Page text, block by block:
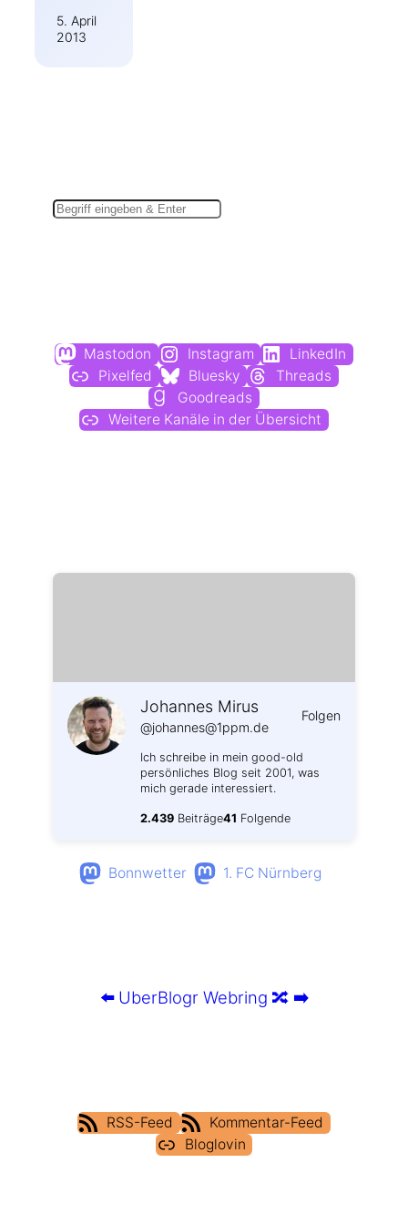
5. April
2013
Mastodon Instagram
LinkedIn
Pixelfed
Bluesky
Threads
Goodreads
Weitere Kanäle in der Übersicht
Johannes Mirus
@johannes@1ppm.de
Folgen
Ich schreibe in mein good-old
persönliches Blog seit 2001, was
mich gerade interessiert.
2.439 Beiträge41 Folgende
Bonnwetter 1. FC Nürnberg
⬅️ UberBlogr Webring 🔀 ➡️
RSS-Feed
Kommentar-Feed
Bloglovin